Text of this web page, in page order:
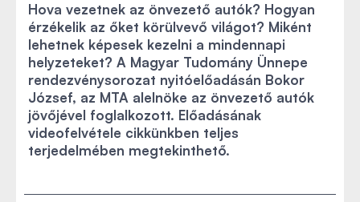
Hova vezetnek az önvezető autók? Hogyan
érzékelik az őket körülvevő világot? Miként
lehetnek képesek kezelni a mindennapi
helyzeteket? A Magyar Tudomány Ünnepe
rendezvénysorozat nyitóelőadásán Bokor
József, az MTA alelnöke az önvezető autók
jövőjével foglalkozott. Előadásának
videofelvétele cikkünkben teljes
terjedelmében megtekinthető.